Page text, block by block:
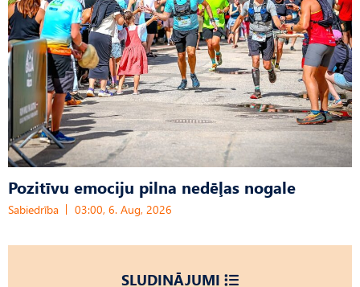
Pozitīvu emociju pilna nedēļas nogale
Sabiedrība 03:00, 6. Aug, 2026
SLUDINĀJUMI